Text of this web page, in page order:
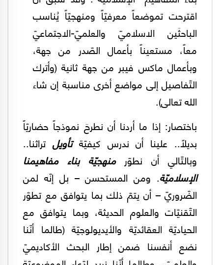
اقترحت تموضعاً معرفيّاً ومنهجيّاً يُناسب
الباحثَين الاسلاميّ والعلميّ-الاجتماعيّ
معاً، مستعيناً بأعمال الصّدر من جهة،
وبأعمال ماكس فيبر من جهة ثانية (وأترك
التّفاصيل إلى مواضع أخرى مناسبة إن شاء
الله تعالى).
باختصار: إذا ما أردنا أن نطرحَ نموذجاً حضاريّاً
بديلاً.. علينا أن ندرس كيفيّةتأويلتراثنا..
وبالتّالي أن نطوّرمنهجيّة بناء مفاهيمنا
الإسلاميّة. ومن المستحسن – بل إنّه لمن
الضّروريّ – أن يتمّ ذلك بما يتوافق مع تطوّر
التّقنيّات والعلوم الحديثة، وبما يتوافق مع
الحياديّة العقائديّة والأيديولوجيّة (طالما أنّنا
نضع أنفسنا ضمن إطار البحث الأكاديميّ